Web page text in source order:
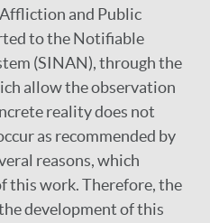
and Public
to the Notifiable
(SINAN), through the
allow the observation
reality does not
as recommended by
reasons, which
this work. Therefore, the
development of this